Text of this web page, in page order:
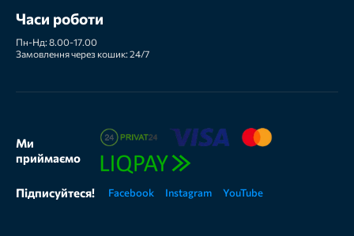
Часи роботи
Пн-Нд: 8.00-17.00
Замовлення через кошик: 24/7
Ми
приймаємо
Підписуйтеся! Facebook Instagram YouTube